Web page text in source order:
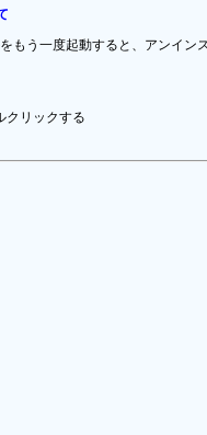
もう一度起動すると、アンイ
クリックする